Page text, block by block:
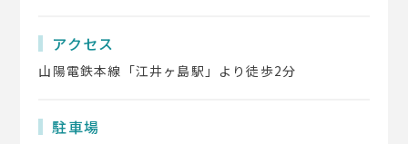
アクセス
山陽電鉄本線「江井ヶ島駅」より徒歩2分
駐車場